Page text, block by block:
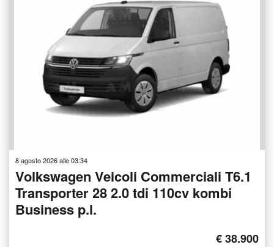
8 agosto 2026 alle 03:34
Volkswagen Veicoli Commerciali T6.1
Transporter 28 2.0 tdi 110cv kombi
Business p.l.
€ 38.900